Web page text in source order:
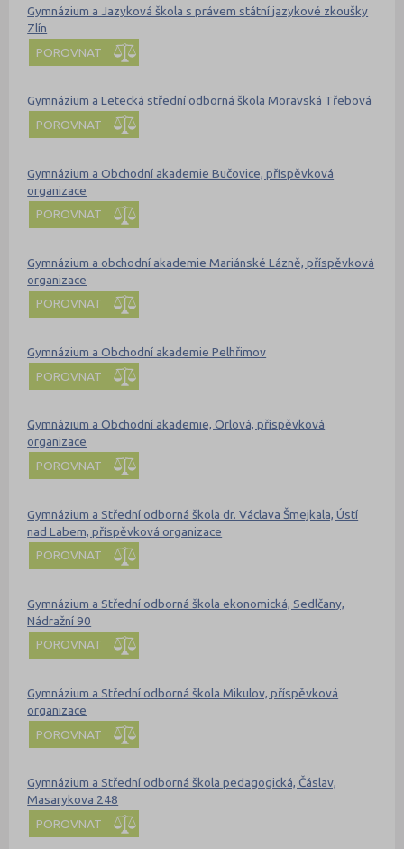
Gymnázium a Jazyková škola s právem státní jazykové zkoušky
Zlín
POROVNAT
Gymnázium a Letecká střední odborná škola Moravská Třebová
POROVNAT
Gymnázium a Obchodní akademie Bučovice, příspěvková
organizace
POROVNAT
Gymnázium a obchodní akademie Mariánské Lázně, příspěvková
organizace
POROVNAT
Gymnázium a Obchodní akademie Pelhřimov
POROVNAT
Gymnázium a Obchodní akademie, Orlová, příspěvková
organizace
POROVNAT
Gymnázium a Střední odborná škola dr. Václava Šmejkala, Ústí
nad Labem, příspěvková organizace
POROVNAT
Gymnázium a Střední odborná škola ekonomická, Sedlčany,
Nádražní 90
POROVNAT
Gymnázium a Střední odborná škola Mikulov, příspěvková
organizace
POROVNAT
Gymnázium a Střední odborná škola pedagogická, Čáslav,
Masarykova 248
POROVNAT